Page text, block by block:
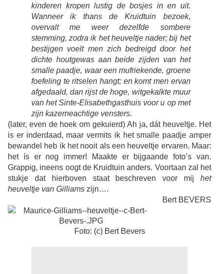
kinderen kropen lustig de bosjes in en uit.
Wanneer ik thans de Kruidtuin bezoek,
overvalt me weer dezelfde sombere
stemming, zodra ik het heuveltje nader; bij het
bestijgen voelt men zich bedreigd door het
dichte houtgewas aan beide zijden van het
smalle paadje, waar een mufriekende, groene
foefeling te ritselen hangt; en komt men ervan
afgedaald, dan rijst de hoge, witgekalkte muur
van het Sinte-Elisabethgasthuis voor u op met
zijn kazerneachtige vensters.
(later, even de hoek om gekuierd) Ah ja, dát heuveltje. Het
is er inderdaad, maar vermits ik het smalle paadje amper
bewandel heb ik het nooit als een heuveltje ervaren. Maar:
het ís er nog immer! Maakte er bijgaande foto’s van.
Grappig, ineens oogt de Kruidtuin anders. Voortaan zal het
stukje dat hierboven staat beschreven voor mij
het
heuveltje van Gilliams zijn….
Bert BEVERS
Foto: (c) Bert Bevers